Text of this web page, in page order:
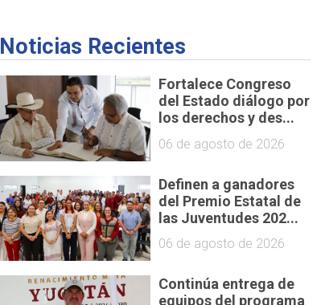
Noticias Recientes
Fortalece Congreso
del Estado diálogo por
los derechos y des...
06 de agosto de 2026
Definen a ganadores
del Premio Estatal de
las Juventudes 202...
06 de agosto de 2026
Continúa entrega de
equipos del programa